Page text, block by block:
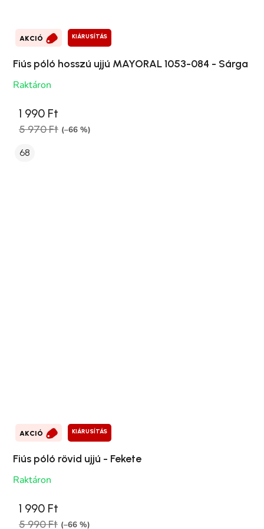
AKCIÓ KIÁRUSÍTÁS
Fiús póló hosszú ujjú MAYORAL 1053-084 - Sárga
Raktáron
1 990 Ft
5 970 Ft (–66 %)
68
AKCIÓ KIÁRUSÍTÁS
Fiús póló rövid ujjú - Fekete
Raktáron
1 990 Ft
5 990 Ft (–66 %)